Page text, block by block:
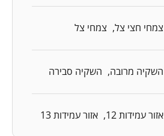
צמחי חצי צל צמחי צל
השקיה מרובה השקיה סבירה
אזור עמידות 12 אזור עמידות 13